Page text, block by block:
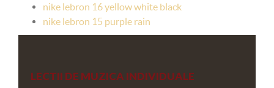
nike lebron 16 yellow white black
nike lebron 15 purple rain
LECTII DE MUZICA INDIVIDUALE